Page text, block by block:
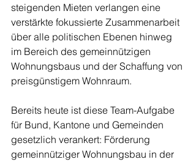
steigenden Mieten verlangen eine
verstärkte fokussierte Zusammenarbeit
über alle politischen Ebenen hinweg
im Bereich des gemeinnützigen
Wohnungsbaus und der Schaffung von
preisgünstigem Wohnraum.
Bereits heute ist diese Team-Aufgabe
für Bund, Kantone und Gemeinden
gesetzlich verankert: Förderung
gemeinnütziger Wohnungsbau in der